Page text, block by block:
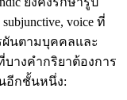
voice ที่
ผันตามบุคคลและ
บางคำกริยาต้องการ
อีกชั้นหนึ่ง: